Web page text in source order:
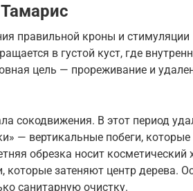
правильной кроны и стимуляции
в густой куст, где
цель — прореживание и
сокодвижения. В этот период
— вертикальные побеги, которые
обрезка носит косметический
затеняют центр дерева.
санитарную очистку.